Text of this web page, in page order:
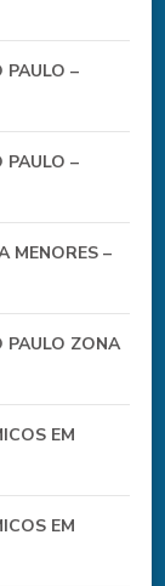
PAULO –
PAULO –
MENORES –
PAULO ZONA
EM
EM